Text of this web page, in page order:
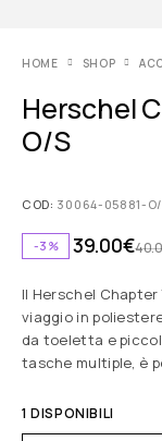
HOME SHOP
Herschel
O/S
COD: 30064-05881-
-3% 39.00€
Il Herschel
viaggio in
da toeletta e
tasche multiple, è
1 DISPONIBILI